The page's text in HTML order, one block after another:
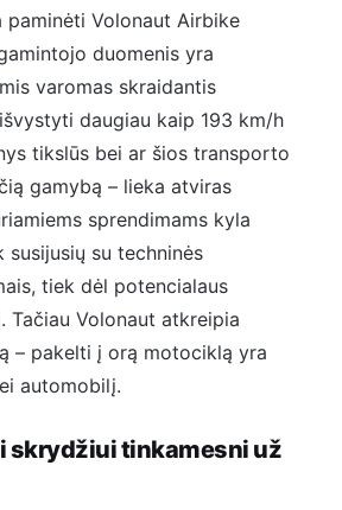
Volonaut Airbike
duomenis yra
varomas skraidantis
daugiau kaip 193 km/h
tikslūs bei ar šios transporto
gamybą – lieka atviras
sprendimams kyla
susijusių su techninės
tiek dėl potencialaus
Tačiau Volonaut atkreipia
– pakelti į orą motociklą yra
automobilį.
skrydžiui tinkamesni už